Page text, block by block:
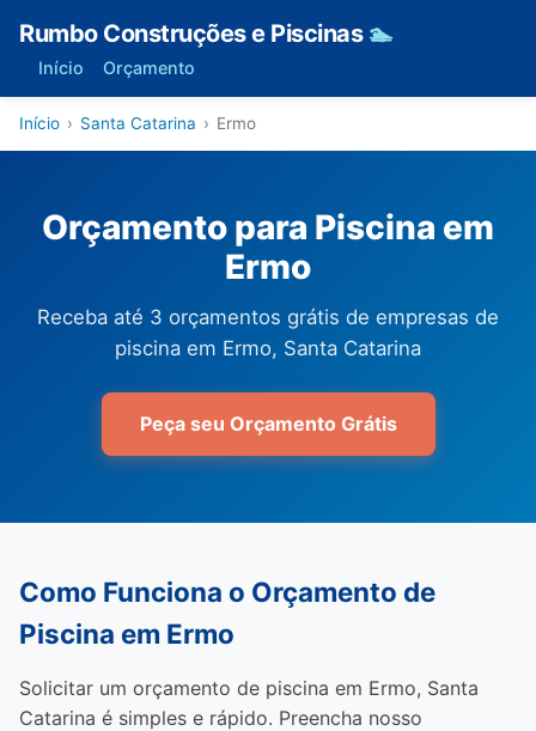
Rumbo Construções e Piscinas 🏊
Início Orçamento
Início › Santa Catarina › Ermo
Orçamento para Piscina em
Ermo
Receba até 3 orçamentos grátis de empresas de
piscina em Ermo, Santa Catarina
Peça seu Orçamento Grátis
Como Funciona o Orçamento de
Piscina em Ermo
Solicitar um orçamento de piscina em Ermo, Santa
Catarina é simples e rápido. Preencha nosso